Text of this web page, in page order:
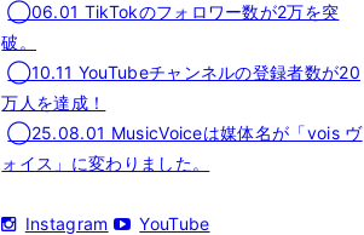
◯06.01 TikTokのフォロワー数が2万を突
破。
◯10.11 YouTubeチャンネルの登録者数が20
万人を達成！
◯25.08.01 MusicVoiceは媒体名が「vois ヴ
ォイス」に変わりました。
Instagram YouTube